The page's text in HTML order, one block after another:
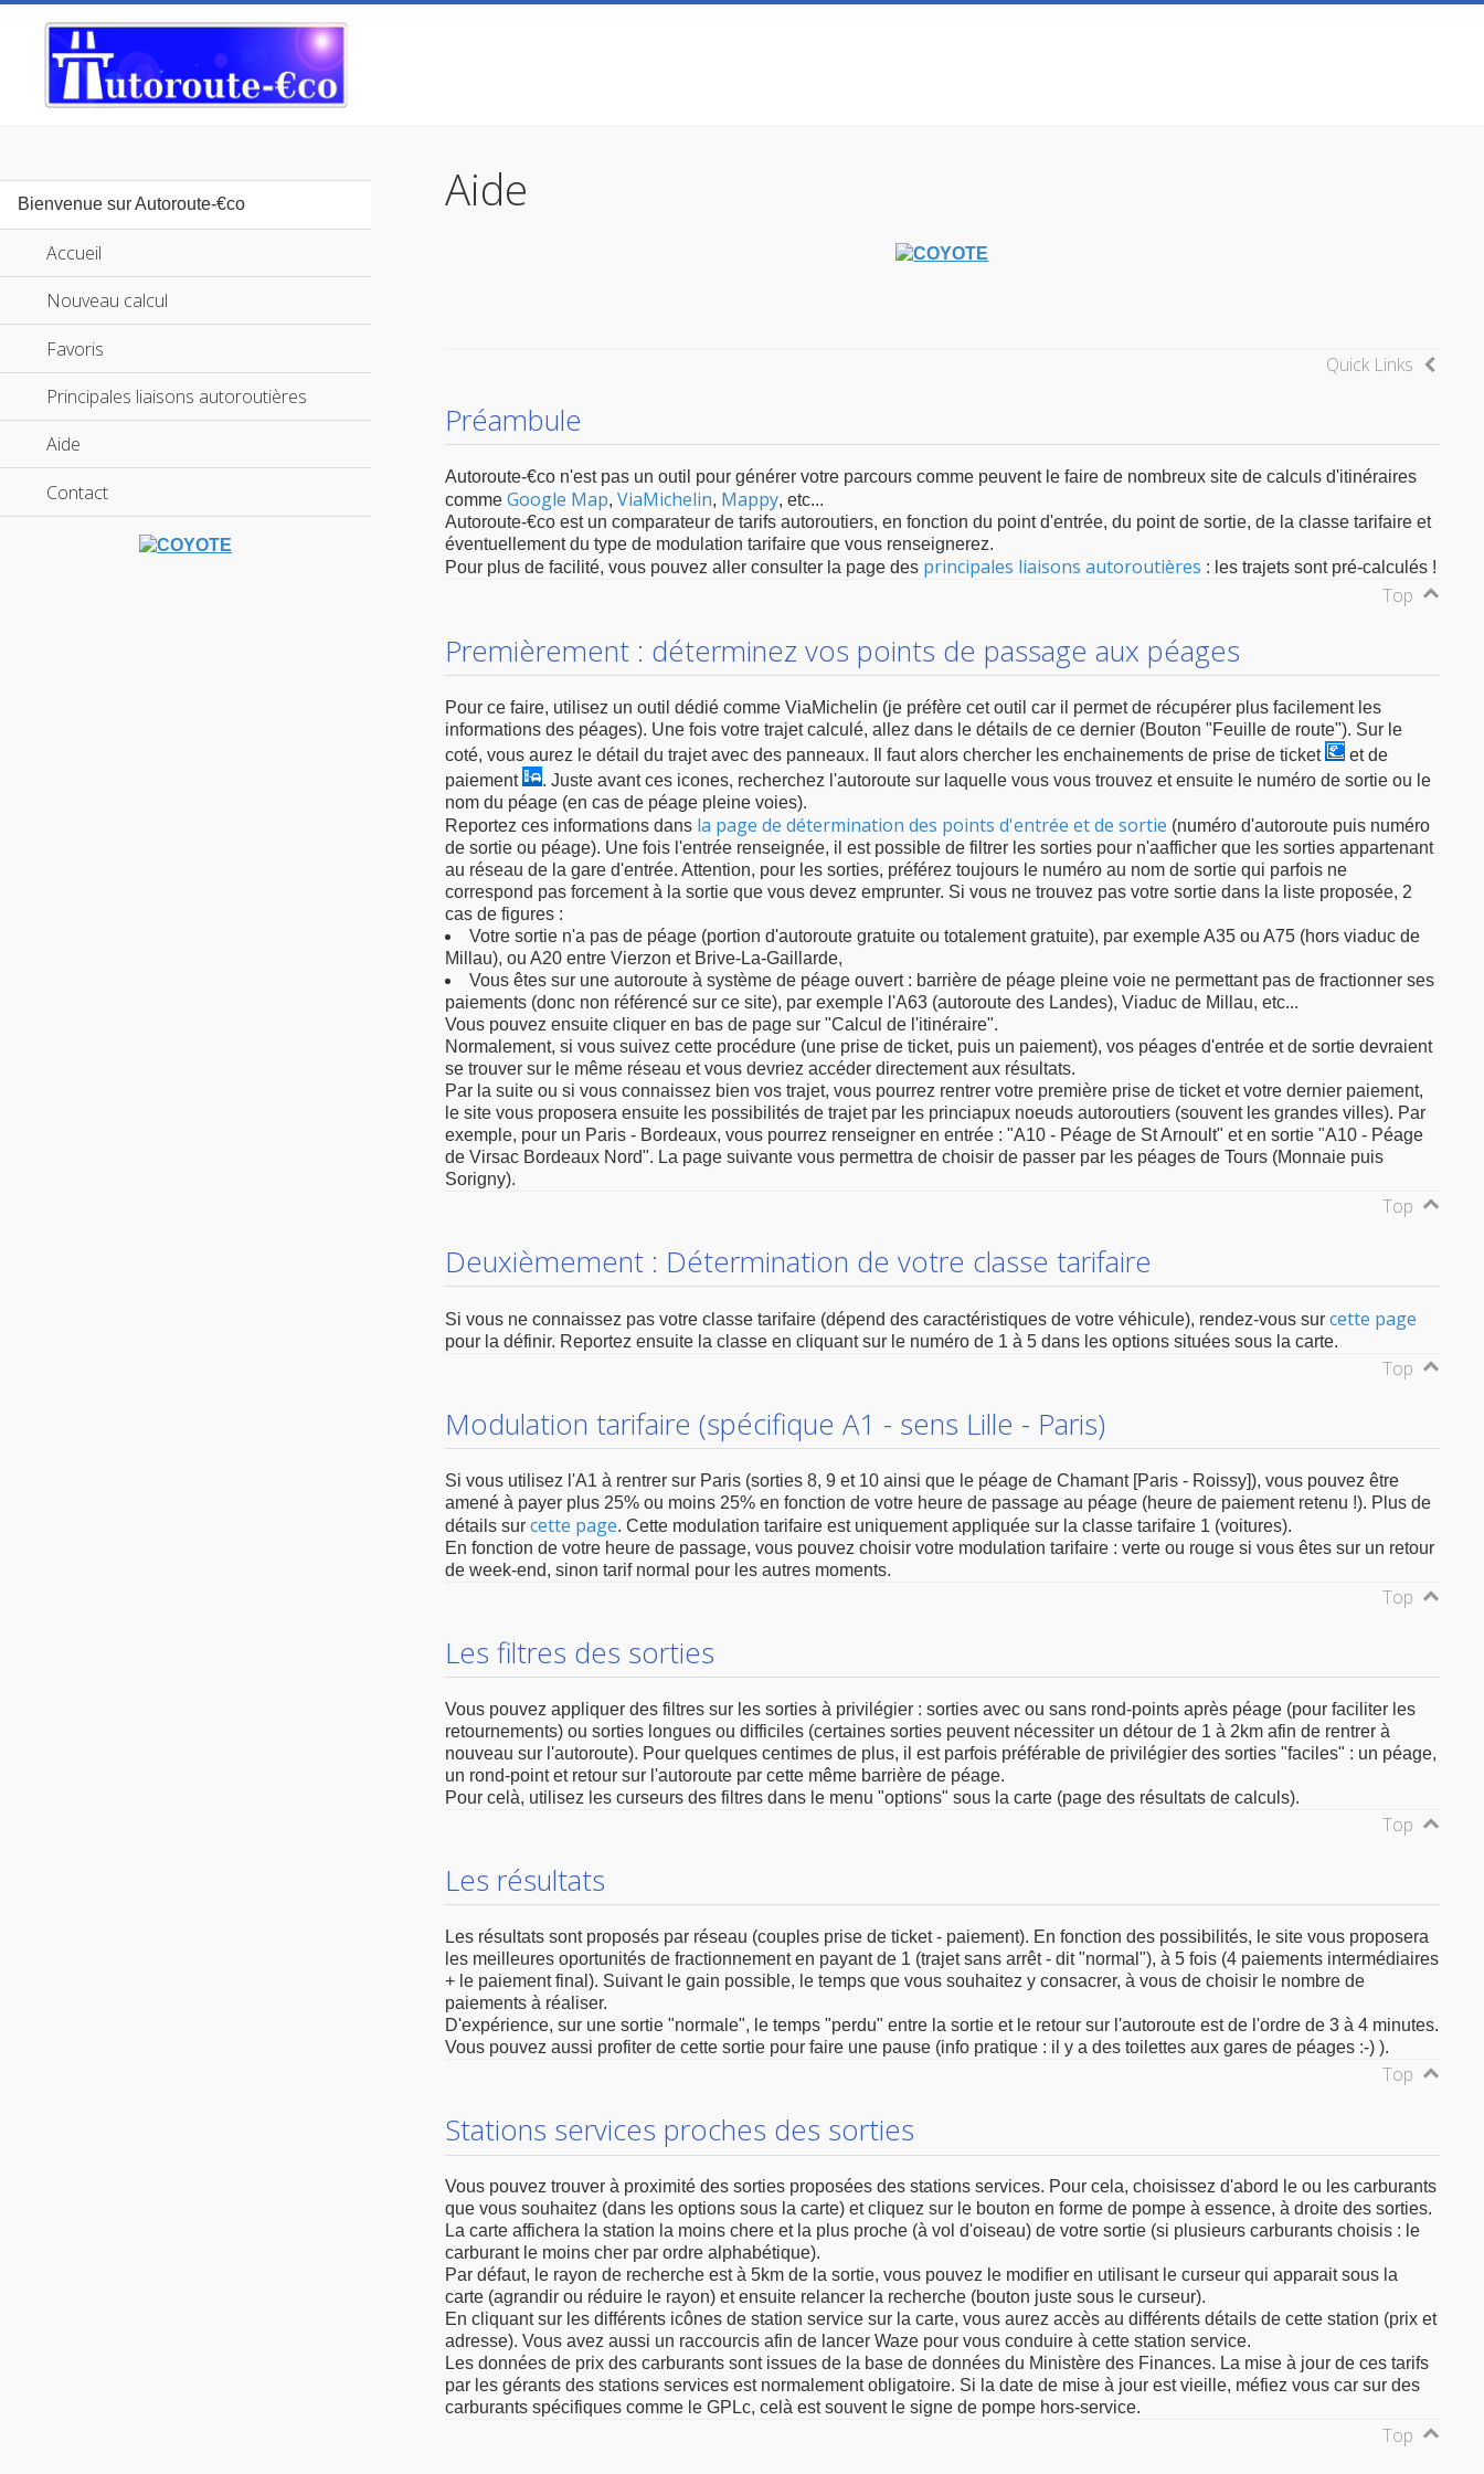
Bienvenue sur Autoroute-€co
Accueil
Nouveau calcul
Favoris
Principales liaisons autoroutières
Aide
Contact
Aide
Quick Links
Préambule
Autoroute-€co n'est pas un outil pour générer votre parcours comme peuvent le faire de nombreux site de calculs d'itinéraires
commeGoogle Map,ViaMichelin, Mappy, etc...
Autoroute-€co est un comparateur de tarifs autoroutiers, en fonction du point d'entrée, du point de sortie, de la classe tarifaire et
éventuellement du type de modulation tarifaire que vous renseignerez.
Pour plus de facilité, vous pouvez aller consulter la page des principales liaisons autoroutières : les trajets sont pré-calculés !
Top
Premièrement : déterminez vos points de passage aux péages
Pour ce faire, utilisez un outil dédié comme ViaMichelin (je préfère cet outil car il permet de récupérer plus facilement les
informations des péages). Une fois votre trajet calculé, allez dans le détails de ce dernier (Bouton "Feuille de route"). Sur le
coté, vous aurez le détail du trajet avec des panneaux. Il faut alors chercher les enchainements de prise de ticket
et de
paiement
. Juste avant ces icones, recherchez l'autoroute sur laquelle vous vous trouvez et ensuite le numéro de sortie ou le
nom du péage (en cas de péage pleine voies).
Reportez ces informations dans la page de détermination des points d'entrée et de sortie (numéro d'autoroute puis numéro
de sortie ou péage). Une fois l'entrée renseignée, il est possible de filtrer les sorties pour n'aafficher que les sorties appartenant
au réseau de la gare d'entrée. Attention, pour les sorties, préférez toujours le numéro au nom de sortie qui parfois ne
correspond pas forcement à la sortie que vous devez emprunter. Si vous ne trouvez pas votre sortie dans la liste proposée, 2
cas de figures :
Votre sortie n'a pas de péage (portion d'autoroute gratuite ou totalement gratuite), par exemple A35 ou A75 (hors viaduc de
Millau), ou A20 entre Vierzon et Brive-La-Gaillarde,
Vous êtes sur une autoroute à système de péage ouvert : barrière de péage pleine voie ne permettant pas de fractionner ses
paiements (donc non référencé sur ce site), par exemple l'A63 (autoroute des Landes), Viaduc de Millau, etc...
Vous pouvez ensuite cliquer en bas de page sur "Calcul de l'itinéraire".
Normalement, si vous suivez cette procédure (une prise de ticket, puis un paiement), vos péages d'entrée et de sortie devraient
se trouver sur le même réseau et vous devriez accéder directement aux résultats.
Par la suite ou si vous connaissez bien vos trajet, vous pourrez rentrer votre première prise de ticket et votre dernier paiement,
le site vous proposera ensuite les possibilités de trajet par les princiapux noeuds autoroutiers (souvent les grandes villes). Par
exemple, pour un Paris - Bordeaux, vous pourrez renseigner en entrée : "A10 - Péage de St Arnoult" et en sortie "A10 - Péage
de Virsac Bordeaux Nord". La page suivante vous permettra de choisir de passer par les péages de Tours (Monnaie puis
Sorigny).
Top
Deuxièmement : Détermination de votre classe tarifaire
Si vous ne connaissez pas votre classe tarifaire (dépend des caractéristiques de votre véhicule), rendez-vous surcette page
pour la définir. Reportez ensuite la classe en cliquant sur le numéro de 1 à 5 dans les options situées sous la carte.
Top
Modulation tarifaire (spécifique A1 - sens Lille - Paris)
Si vous utilisez l'A1 à rentrer sur Paris (sorties 8, 9 et 10 ainsi que le péage de Chamant [Paris - Roissy]), vous pouvez être
amené à payer plus 25% ou moins 25% en fonction de votre heure de passage au péage (heure de paiement retenu !). Plus de
détails surcette page. Cette modulation tarifaire est uniquement appliquée sur la classe tarifaire 1 (voitures).
En fonction de votre heure de passage, vous pouvez choisir votre modulation tarifaire : verte ou rouge si vous êtes sur un retour
de week-end, sinon tarif normal pour les autres moments.
Top
Les filtres des sorties
Vous pouvez appliquer des filtres sur les sorties à privilégier : sorties avec ou sans rond-points après péage (pour faciliter les
retournements) ou sorties longues ou difficiles (certaines sorties peuvent nécessiter un détour de 1 à 2km afin de rentrer à
nouveau sur l'autoroute). Pour quelques centimes de plus, il est parfois préférable de privilégier des sorties "faciles" : un péage,
un rond-point et retour sur l'autoroute par cette même barrière de péage.
Pour celà, utilisez les curseurs des filtres dans le menu "options" sous la carte (page des résultats de calculs).
Top
Les résultats
Les résultats sont proposés par réseau (couples prise de ticket - paiement). En fonction des possibilités, le site vous proposera
les meilleures oportunités de fractionnement en payant de 1 (trajet sans arrêt - dit "normal"), à 5 fois (4 paiements intermédiaires
+ le paiement final). Suivant le gain possible, le temps que vous souhaitez y consacrer, à vous de choisir le nombre de
paiements à réaliser.
D'expérience, sur une sortie "normale", le temps "perdu" entre la sortie et le retour sur l'autoroute est de l'ordre de 3 à 4 minutes.
Vous pouvez aussi profiter de cette sortie pour faire une pause (info pratique : il y a des toilettes aux gares de péages :-) ).
Top
Stations services proches des sorties
Vous pouvez trouver à proximité des sorties proposées des stations services. Pour cela, choisissez d'abord le ou les carburants
que vous souhaitez (dans les options sous la carte) et cliquez sur le bouton en forme de pompe à essence, à droite des sorties.
La carte affichera la station la moins chere et la plus proche (à vol d'oiseau) de votre sortie (si plusieurs carburants choisis : le
carburant le moins cher par ordre alphabétique).
Par défaut, le rayon de recherche est à 5km de la sortie, vous pouvez le modifier en utilisant le curseur qui apparait sous la
carte (agrandir ou réduire le rayon) et ensuite relancer la recherche (bouton juste sous le curseur).
En cliquant sur les différents icônes de station service sur la carte, vous aurez accès au différents détails de cette station (prix et
adresse). Vous avez aussi un raccourcis afin de lancer Waze pour vous conduire à cette station service.
Les données de prix des carburants sont issues de la base de données du Ministère des Finances. La mise à jour de ces tarifs
par les gérants des stations services est normalement obligatoire. Si la date de mise à jour est vieille, méfiez vous car sur des
carburants spécifiques comme le GPLc, celà est souvent le signe de pompe hors-service.
Top